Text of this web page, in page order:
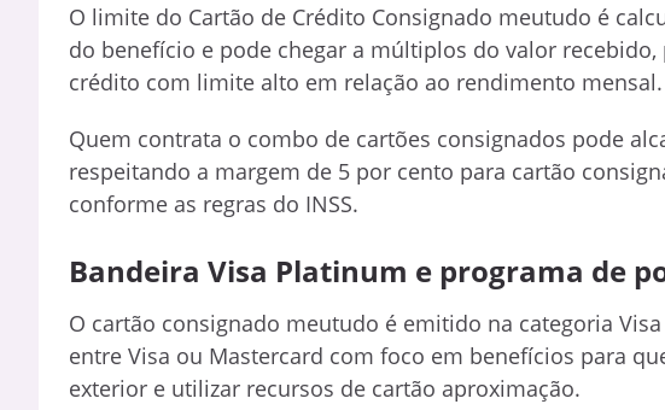
O limite do Cartão de Crédito Consignado meutudo é
do benefício e pode chegar a múltiplos do valor
crédito com limite alto em relação ao rendimento mensal.
Quem contrata o combo de cartões consignados pode
respeitando a margem de 5 por cento para cartão
conforme as regras do INSS.
Bandeira Visa Platinum e programa de
O cartão consignado meutudo é emitido na categoria
entre Visa ou Mastercard com foco em benefícios para
exterior e utilizar recursos de cartão aproximação.